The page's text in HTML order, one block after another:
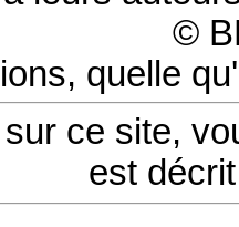
©
quelle
ce site,
est